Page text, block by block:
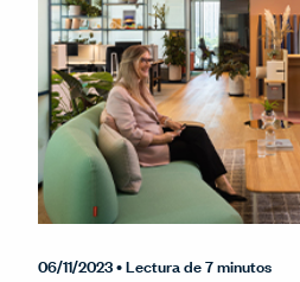
06/11/2023• Lectura de 7 minutos